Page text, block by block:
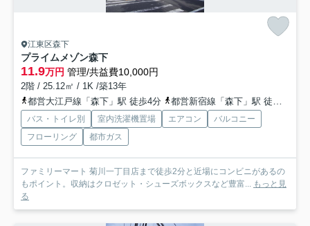
江東区森下
プライムメゾン森下
11.9万円 管理/共益費10,000円
2階 / 25.12㎡ / 1K /築13年
都営大江戸線「森下」駅 徒歩4分
都営新宿線「森下」駅 徒歩4分
バス・トイレ別 室内洗濯機置場 エアコン
バルコニー
フローリング
都市ガス
ファミリーマート 菊川一丁目店まで徒歩2分と近場にコンビニがあるの
もポイント。収納はクロゼット・シューズボックスなど豊富...
もっと見
る